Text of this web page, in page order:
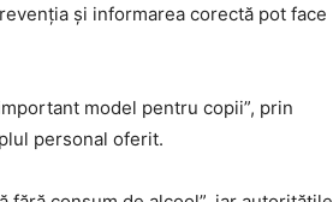
și informarea corectă pot face
model pentru copii”, prin
personal oferit.